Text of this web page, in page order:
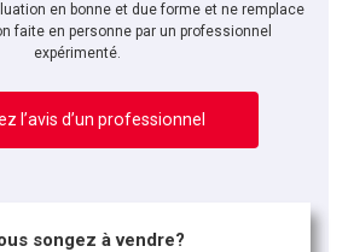
en bonne et due forme et ne remplace
faite en personne par un professionnel
expérimenté.
l’avis d’un professionnel
songez à vendre?